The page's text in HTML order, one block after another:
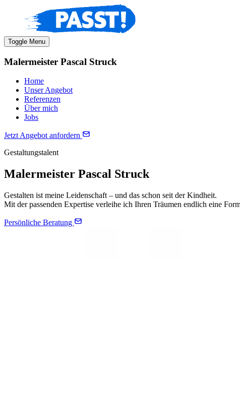
Toggle Menu
Malermeister Pascal Struck
Home
Unser Angebot
Referenzen
Über mich
Jobs
Jetzt Angebot anfordern
Gestaltungstalent
Malermeister Pascal Struck
Gestalten ist meine Leidenschaft – und das schon seit der Kindheit.
Mit der passenden Expertise verleihe ich Ihren Träumen endlich eine
Persönliche Beratung